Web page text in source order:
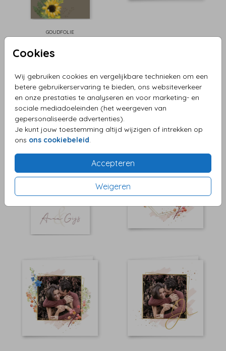
Cookies
Wij gebruiken cookies en vergelijkbare technieken om een
betere gebruikerservaring te bieden, ons websiteverkeer
en onze prestaties te analyseren en voor marketing- en
sociale mediadoeleinden (het weergeven van
gepersonaliseerde advertenties).
Je kunt jouw toestemming altijd wijzigen of intrekken op
ons ons cookiebeleid.
Accepteren
Weigeren
GOUDFOLIE